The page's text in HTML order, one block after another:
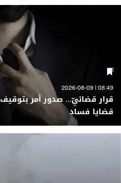
08:49 | 2026-08-09
قرار قضائيّ... صدور أمر
قضايا فساد